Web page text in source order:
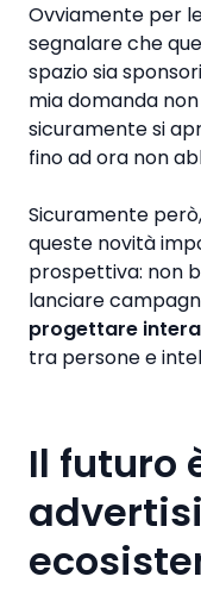
Ovviamente per
segnalare che
spazio sia
mia domanda
sicuramente si
fino ad ora non
Sicuramente
queste novità
prospettiva: non
lanciare
progettare
tra persone e
Il futuro